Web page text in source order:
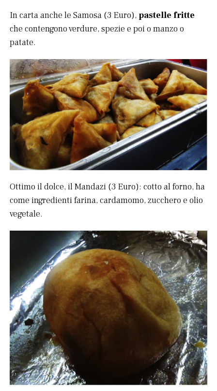
In carta anche le Samosa (3 Euro), pastelle fritte
che contengono verdure, spezie e poi o manzo o
patate.
Ottimo il dolce, il Mandazi (3 Euro): cotto al forno, ha
come ingredienti farina, cardamomo, zucchero e olio
vegetale.